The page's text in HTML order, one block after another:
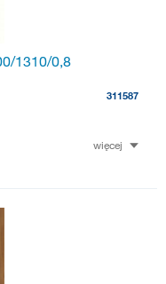
1310/0,8
311587
więcej